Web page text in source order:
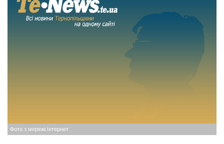
Фото з мережі Інтернет